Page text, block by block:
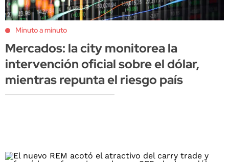
Minuto a minuto
Mercados: la city monitorea la
intervención oficial sobre el dólar,
mientras repunta el riesgo país